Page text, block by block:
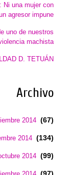
Ni una mujer con
agresor impune
uno de nuestros
machista
D. TETUÁN
Archivo
2014 (67)
2014 (134)
2014 (99)
(97)